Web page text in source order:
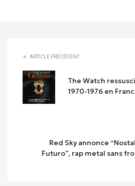
ARTICLE PRÉCÉDENT
The Watch
1970-1976 en
Red Sky annonce
Futuro”, rap metal sans